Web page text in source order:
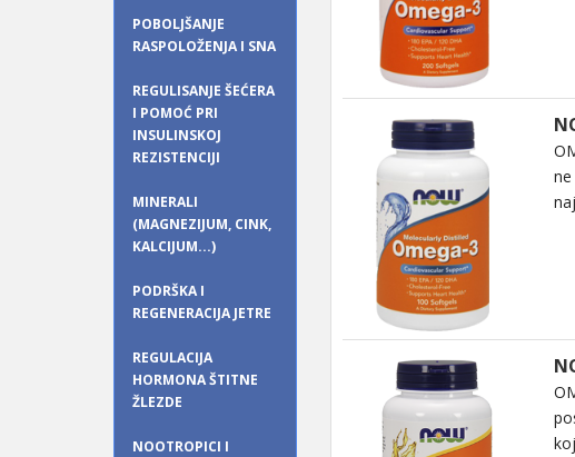
POBOLJŠANJE
RASPOLOŽENJA I SNA
REGULISANJE ŠEĆERA
I POMOĆ PRI
INSULINSKOJ
REZISTENCIJI
MINERALI
(MAGNEZIJUM, CINK,
KALCIJUM...)
PODRŠKA I
REGENERACIJA JETRE
REGULACIJA
HORMONA ŠTITNE
ŽLEZDE
NOOTROPICI I